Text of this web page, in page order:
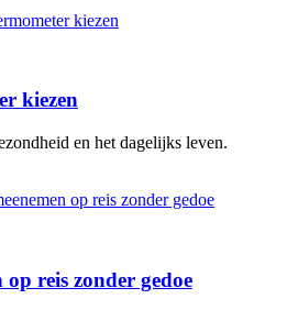
kiezen
en het dagelijks leven.
reis zonder gedoe